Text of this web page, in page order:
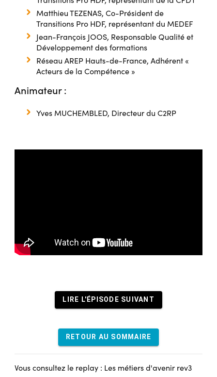
Matthieu TEZENAS, Co-Président de
Transitions Pro HDF, représentant du MEDEF
Jean-François JOOS, Responsable Qualité et
Développement des formations
Réseau AREP Hauts-de-France, Adhérent «
Acteurs de la Compétence »
Animateur :
Yves MUCHEMBLED, Directeur du C2RP
LIRE L'ÉPISODE SUIVANT
RETOUR AU SOMMAIRE
Vous consultez le replay : Les métiers d'avenir rev3